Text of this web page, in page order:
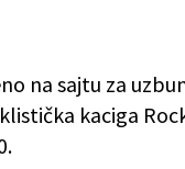
na sajtu za
kaciga